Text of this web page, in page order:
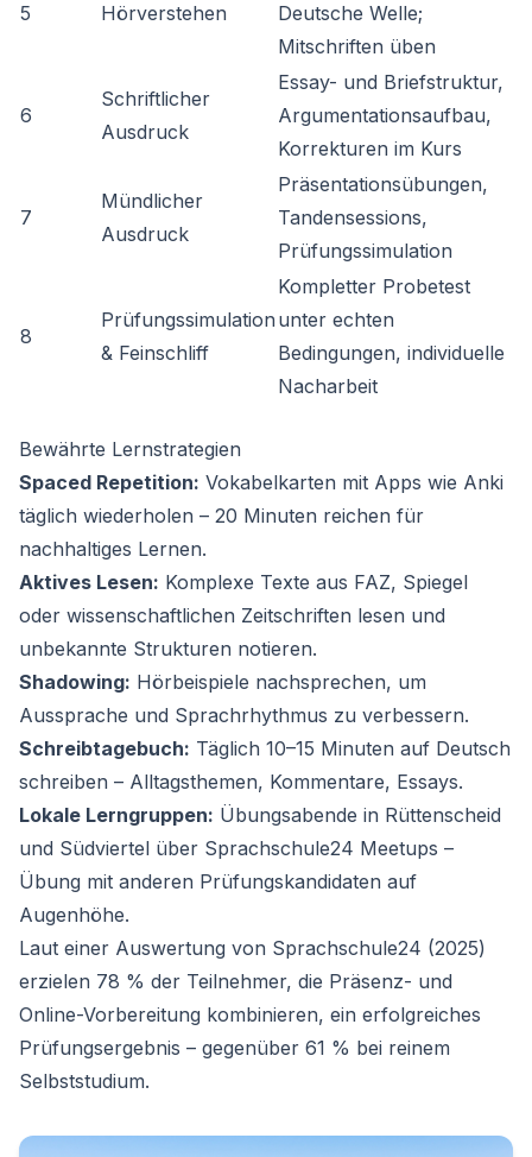
5 Hörverstehen
Deutsche Welle;
Mitschriften üben
6
Schriftlicher
Ausdruck
Essay- und Briefstruktur,
Argumentationsaufbau,
Korrekturen im Kurs
7
Mündlicher
Ausdruck
Präsentationsübungen,
Tandensessions,
Prüfungssimulation
8
Prüfungssimulation
& Feinschliff
Kompletter Probetest
unter echten
Bedingungen, individuelle
Nacharbeit
Bewährte Lernstrategien
Spaced Repetition: Vokabelkarten mit Apps wie Anki
täglich wiederholen – 20 Minuten reichen für
nachhaltiges Lernen.
Aktives Lesen: Komplexe Texte aus FAZ, Spiegel
oder wissenschaftlichen Zeitschriften lesen und
unbekannte Strukturen notieren.
Shadowing: Hörbeispiele nachsprechen, um
Aussprache und Sprachrhythmus zu verbessern.
Schreibtagebuch: Täglich 10–15 Minuten auf Deutsch
schreiben – Alltagsthemen, Kommentare, Essays.
Lokale Lerngruppen: Übungsabende in Rüttenscheid
und Südviertel über Sprachschule24 Meetups –
Übung mit anderen Prüfungskandidaten auf
Augenhöhe.
Laut einer Auswertung von Sprachschule24 (2025)
erzielen 78 % der Teilnehmer, die Präsenz- und
Online-Vorbereitung kombinieren, ein erfolgreiches
Prüfungsergebnis – gegenüber 61 % bei reinem
Selbststudium.